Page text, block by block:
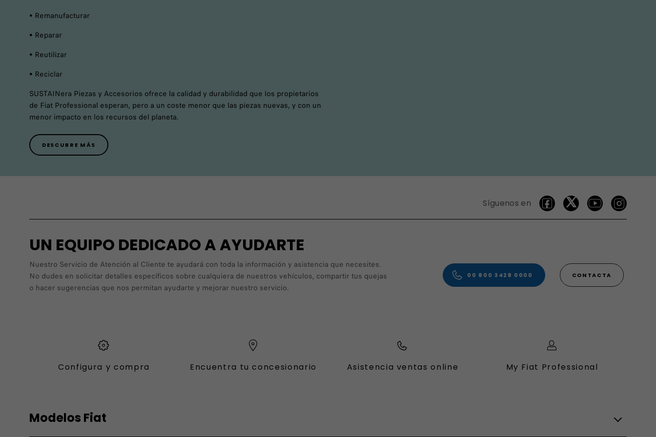
• Remanufacturar
• Reparar
• Reutilizar
• Reciclar
SUSTAINera Piezas y Accesorios ofrece la calidad y durabilidad que los propietarios
de Fiat Professional esperan, pero a un coste menor que las piezas nuevas, y con un
menor impacto en los recursos del planeta.
DESCUBRE MÁS
Síguenos en
UN EQUIPO DEDICADO A AYUDARTE
Nuestro Servicio de Atención al Cliente te ayudará con toda la información y asistencia que necesites.
No dudes en solicitar detalles específicos sobre cualquiera de nuestros vehículos, compartir tus quejas
o hacer sugerencias que nos permitan ayudarte y mejorar nuestro servicio.
00 800 3428 0000 CONTACTA
Configura y compra Encuentra tu concesionario Asistencia ventas online My Fiat Professional
Modelos Fiat